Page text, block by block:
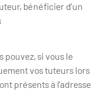
bénéficier d’un
pouvez, si vous le
vos tuteurs lors
présents à l’adresse